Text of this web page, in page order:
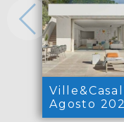
Agosto